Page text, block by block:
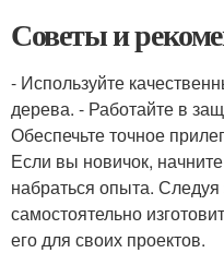
Советы и
- Используйте
дерева. - Работайте в
Обеспечьте точное
Если вы новичок,
набраться опыта.
самостоятельно
его для своих проектов.